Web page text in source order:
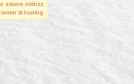
essere indirizz
di hosting.